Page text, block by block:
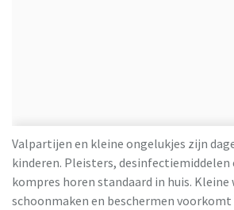
Valpartijen en kleine ongelukjes zijn
kinderen. Pleisters, desinfectiemiddelen
kompres horen standaard in huis. Kleine
schoonmaken en beschermen